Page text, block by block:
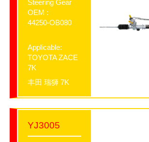
Steering Gear
OEM :
44250-OB080
Applicable:
TOYOTA ZACE
7K
丰田 瑞狮 7K
YJ3005